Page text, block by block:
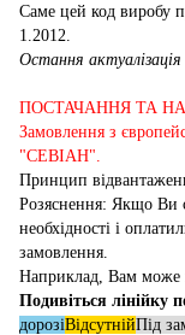
Саме цей код виробу
1.2012.
Остання
ПОСТАЧАННЯ ТА
Замовлення з
"СЕВІАН".
Принцип
Розяснення: Якщо Ви
необхідності і
замовлення.
Наприклад, Вам може
Подивіться лінійку
дорозіВідсутнійПід